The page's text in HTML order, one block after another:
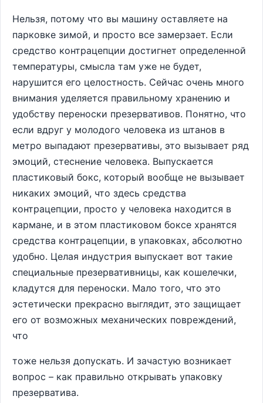
Нельзя, потому что вы машину оставляете на
парковке зимой, и просто все замерзает. Если
средство контрацепции достигнет определенной
температуры, смысла там уже не будет,
нарушится его целостность. Сейчас очень много
внимания уделяется правильному хранению и
удобству переноски презервативов. Понятно, что
если вдруг у молодого человека из штанов в
метро выпадают презервативы, это вызывает ряд
эмоций, стеснение человека. Выпускается
пластиковый бокс, который вообще не вызывает
никаких эмоций, что здесь средства
контрацепции, просто у человека находится в
кармане, и в этом пластиковом боксе хранятся
средства контрацепции, в упаковках, абсолютно
удобно. Целая индустрия выпускает вот такие
специальные презервативницы, как кошелечки,
кладутся для переноски. Мало того, что это
эстетически прекрасно выглядит, это защищает
его от возможных механических повреждений,
что
тоже нельзя допускать. И зачастую возникает
вопрос – как правильно открывать упаковку
презерватива.